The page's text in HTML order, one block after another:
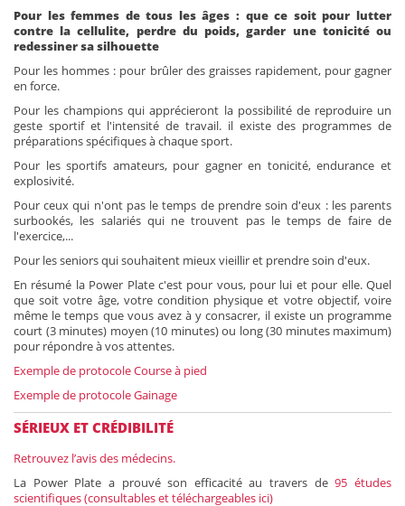
Pour les femmes de tous les âges : que ce soit pour lutter
contre la cellulite, perdre du poids, garder une tonicité ou
redessiner sa silhouette
Pour les hommes : pour brûler des graisses rapidement, pour gagner
en force.
Pour les champions qui apprécieront la possibilité de reproduire un
geste sportif et l'intensité de travail. il existe des programmes de
préparations spécifiques à chaque sport.
Pour les sportifs amateurs, pour gagner en tonicité, endurance et
explosivité.
Pour ceux qui n'ont pas le temps de prendre soin d'eux : les parents
surbookés, les salariés qui ne trouvent pas le temps de faire de
l'exercice,...
Pour les seniors qui souhaitent mieux vieillir et prendre soin d'eux.
En résumé la Power Plate c'est pour vous, pour lui et pour elle. Quel
que soit votre âge, votre condition physique et votre objectif, voire
même le temps que vous avez à y consacrer, il existe un programme
court (3 minutes) moyen (10 minutes) ou long (30 minutes maximum)
pour répondre à vos attentes.
Exemple de protocole Course à pied
Exemple de protocole Gainage
SÉRIEUX ET CRÉDIBILITÉ
Retrouvez l’avis des médecins.
La Power Plate a prouvé son efficacité au travers de95 études
scientifiques (consultables et téléchargeables ici)